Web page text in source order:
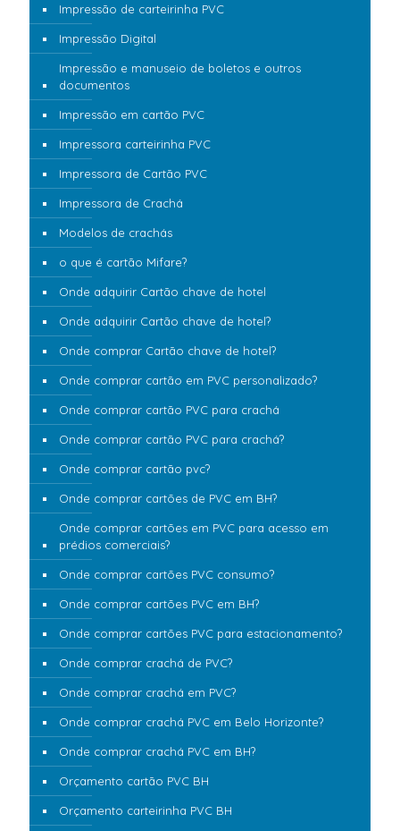
Impressão de carteirinha PVC
Impressão Digital
Impressão e manuseio de boletos e outros
documentos
Impressão em cartão PVC
Impressora carteirinha PVC
Impressora de Cartão PVC
Impressora de Crachá
Modelos de crachás
o que é cartão Mifare?
Onde adquirir Cartão chave de hotel
Onde adquirir Cartão chave de hotel?
Onde comprar Cartão chave de hotel?
Onde comprar cartão em PVC personalizado?
Onde comprar cartão PVC para crachá
Onde comprar cartão PVC para crachá?
Onde comprar cartão pvc?
Onde comprar cartões de PVC em BH?
Onde comprar cartões em PVC para acesso em
prédios comerciais?
Onde comprar cartões PVC consumo?
Onde comprar cartões PVC em BH?
Onde comprar cartões PVC para estacionamento?
Onde comprar crachá de PVC?
Onde comprar crachá em PVC?
Onde comprar crachá PVC em Belo Horizonte?
Onde comprar crachá PVC em BH?
Orçamento cartão PVC BH
Orçamento carteirinha PVC BH